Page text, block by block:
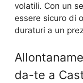
volatili. Con un
essere sicuro di
duraturi a un
da-te a